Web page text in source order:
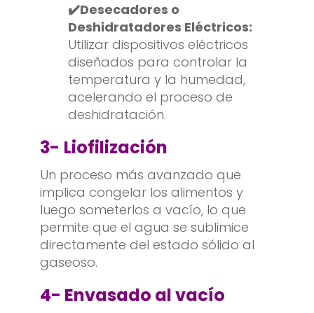
✔️Desecadores o
Deshidratadores Eléctricos:
Utilizar dispositivos eléctricos
diseñados para controlar la
temperatura y la humedad,
acelerando el proceso de
deshidratación.
3- Liofilización
Un proceso más avanzado que
implica congelar los alimentos y
luego someterlos a vacío, lo que
permite que el agua se sublimice
directamente del estado sólido al
gaseoso.
4- Envasado al vacío